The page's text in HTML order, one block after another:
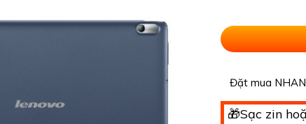
Đặt mua
🎁Sạc zin